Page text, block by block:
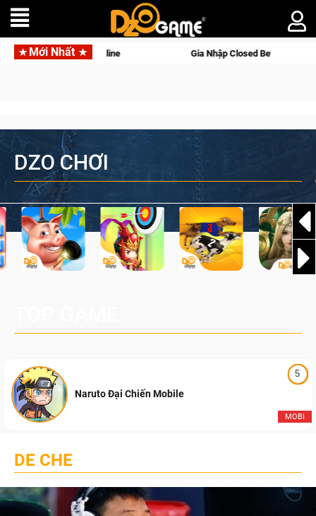
Mới Nhất
Norse Saga: Cửu Giới Thức Tỉnh, Săn DJI Osmo Pocket 3 Ngay Hôm Nay
DZO CHƠI
5
MOBI
Naruto Đại Chiến Mobile
DE CHE